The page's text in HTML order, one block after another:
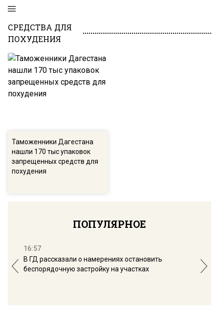
СРЕДСТВА ДЛЯ
ПОХУДЕНИЯ
Таможенники Дагестана
нашли 170 тыс упаковок
запрещенных средств для
похудения
ПОПУЛЯРНОЕ
16:57
В ГД рассказали о намерениях остановить
беспорядочную застройку на участках